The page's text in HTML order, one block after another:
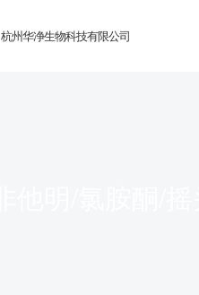
杭州华净生物科技有限公司